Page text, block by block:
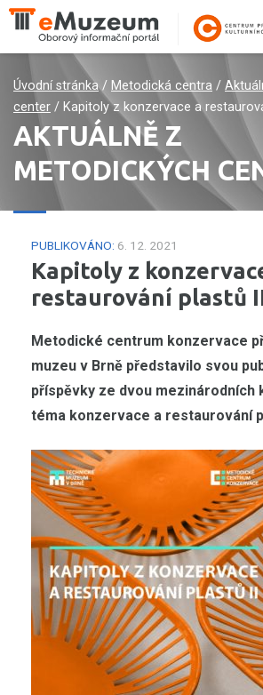
Úvodní stránka/ Metodická centra /
center / Kapitoly z konzervace a
AKTUÁLNĚ Z
METODICKÝCH
PUBLIKOVÁNO: 6. 12. 2021
Kapitoly z
restaurování plastů
Metodické centrum konzervace
muzeu v Brně představilo svou
příspěvky ze dvou mezinárodních
téma konzervace a restaurování